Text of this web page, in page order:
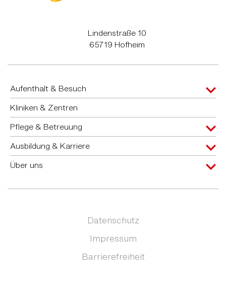
Lindenstraße 10
65719 Hofheim
Aufenthalt & Besuch
Kliniken & Zentren
Pflege & Betreuung
Ausbildung & Karriere
Über uns
Datenschutz
Impressum
Barrierefreiheit